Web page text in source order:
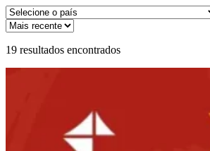
19 resultados encontrados